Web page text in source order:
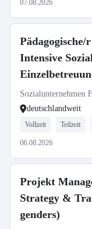
07.08.2026
Intensive
Sozialunternehmen
deutschlandweit
Vollzeit Teilzeit
06.08.2026
Projekt
Strategy &
genders)